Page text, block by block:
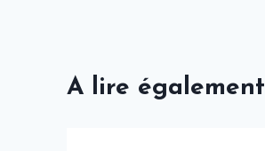
A lire également